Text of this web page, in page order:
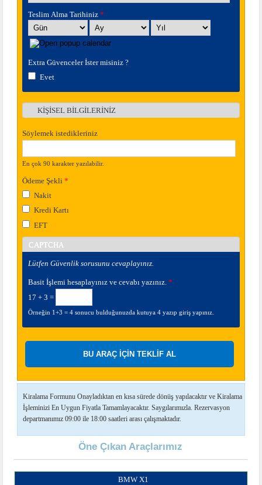
Teslim Alma Tarihiniz *
Gün
Ay Yıl
Extra Güvenceler İster misiniz ?
Evet
Göster
KİŞİSEL BİLGİLERİNİZ
Söylemek istedikleriniz
En çok 90 karakter yazılabilir.
Ödeme Şekli *
Nakit
Kredi Kartı
EFT
CAPTCHA
Lütfen Güvenlik sorusunu cevaplayınız.
Basit İşlemi hesaplayınız ve cevabı yazınız. *
17 + 3 =
Örneğin 1+3 = 4 sonucu bulduğunuzda kutuya 4 yazıp giriş yapınız.
Kiralama Formunu Onayladıktan en kısa sürede dönüş yapılacaktır ve Kiralama
İşleminizi En Uygun Fiyatla Tamamlayacaktır. Saygılarımızla. Rezervasyon
departmanımız 09:00 ile 18:00 saatleri arası çalışmaktadır.
Öne Çıkan Araçlarımız
BMW X1